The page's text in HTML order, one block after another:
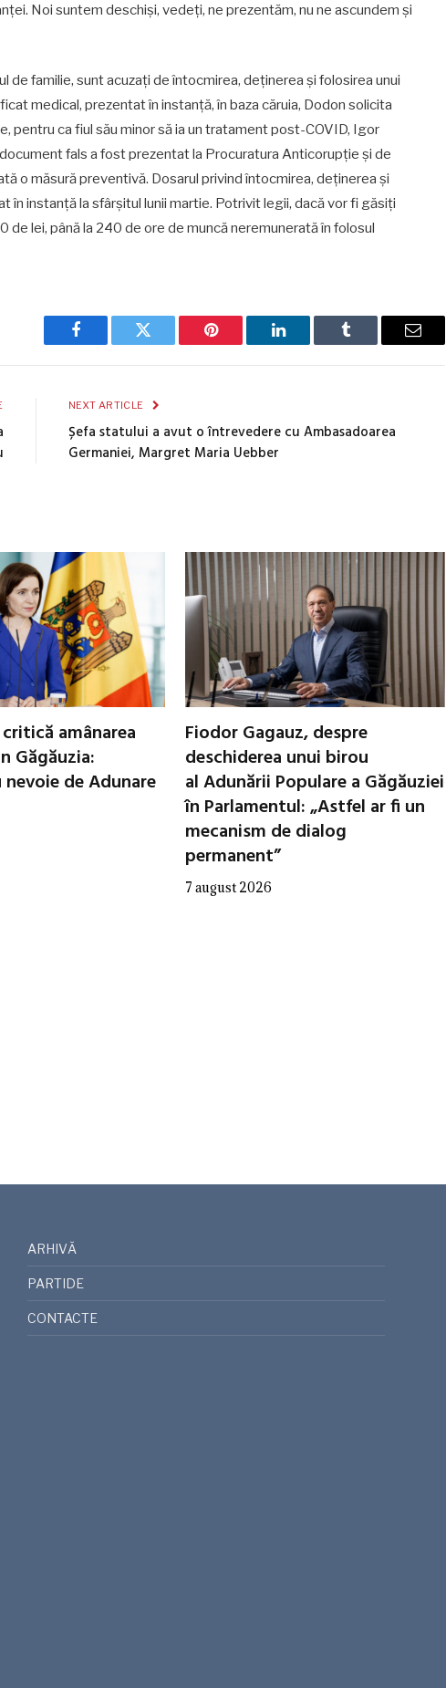
Noi suntem deschiși, vedeți, ne prezentăm, nu ne ascundem și
de familie, sunt acuzați de întocmirea, deținerea și folosirea unui
medical, prezentat în instanță, în baza căruia, Dodon solicita
pentru ca fiul său minor să ia un tratament post-COVID, Igor
fals a fost prezentat la Procuratura Anticorupție și de
o măsură preventivă. Dosarul privind întocmirea, deținerea și
în instanță la sfârșitul lunii martie. Potrivit legii, dacă vor fi găsiți
de lei, până la 240 de ore de muncă neremunerată în folosul
Facebook Twitter Pinterest LinkedIn Tumblr Email
NEXT ARTICLE
Șefa statului a avut o întrevedere cu Ambasadoarea
Germaniei, Margret Maria Uebber
amânarea
Găgăuzia:
nevoie de Adunare
Fiodor Gagauz, despre
deschiderea unui birou
al Adunării Populare a Găgăuziei
în Parlamentul: „Astfel ar fi un
mecanism de dialog
permanent”
7 august 2026
ARHIVĂ
PARTIDE
CONTACTE